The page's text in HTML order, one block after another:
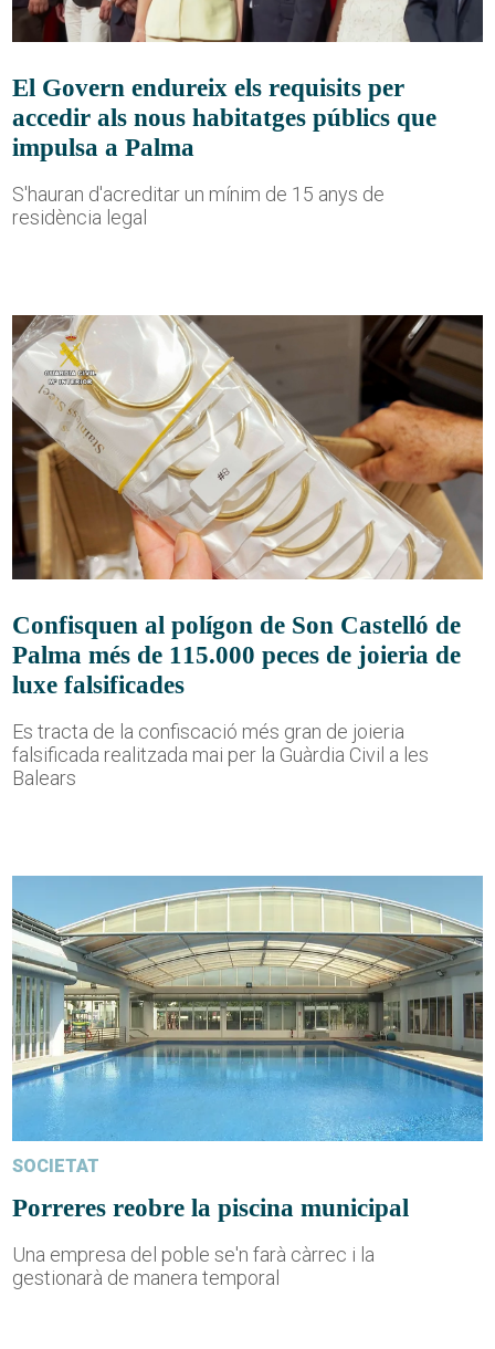
El Govern endureix els requisits per
accedir als nous habitatges públics que
impulsa a Palma
S'hauran d'acreditar un mínim de 15 anys de
residència legal
Confisquen al polígon de Son Castelló de
Palma més de 115.000 peces de joieria de
luxe falsificades
Es tracta de la confiscació més gran de joieria
falsificada realitzada mai per la Guàrdia Civil a les
Balears
SOCIETAT
Porreres reobre la piscina municipal
Una empresa del poble se'n farà càrrec i la
gestionarà de manera temporal